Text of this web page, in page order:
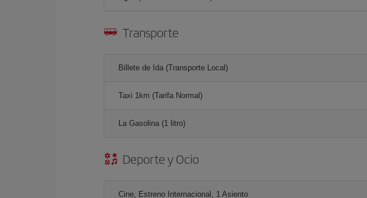
Transporte
Billete de Ida (Transporte Local)
Taxi 1km (Tarifa Normal)
La Gasolina (1 litro)
Deporte y Ocio
Cine, Estreno Internacional, 1 Asiento